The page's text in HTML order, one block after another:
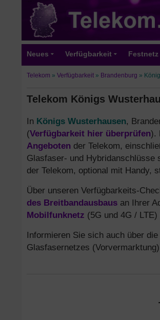
Neues Verfügbarkeit Festnetz
Telekom » Verfügbarkeit » Brandenburg »
Telekom Königs
In Königs Wusterhausen,
(Verfügbarkeit hier überprüfen).
Angeboten der Telekom,
Glasfaser- und Hybridanschlüsse
der Telekom, optional mit Handy,
Über unseren Verfügbarkeits-
des Breitbandausbaus an Ihrer
Mobilfunknetz (5G und 4G / LTE)
Informieren Sie sich auch über die
Glasfasernetzes